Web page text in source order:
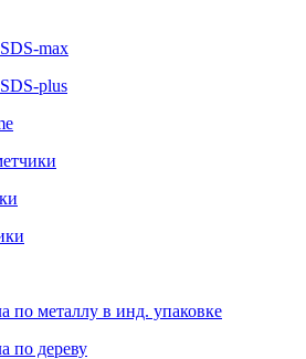
max
plus
по металлу в инд. упаковке
по дереву